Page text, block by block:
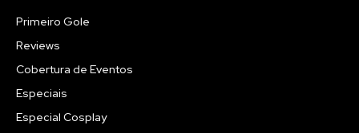
Primeiro Gole
Reviews
Cobertura de Eventos
Especiais
Especial Cosplay